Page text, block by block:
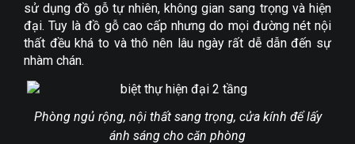
sử dụng đồ gỗ tự nhiên, không gian sang trọng và hiện
đại. Tuy là đồ gỗ cao cấp nhưng do mọi đường nét nội
thất đều khá to và thô nên lâu ngày rất dễ dẫn đến sự
nhàm chán.
Phòng ngủ rộng, nội thất sang trọng, cửa kính để lấy
ánh sáng cho căn phòng